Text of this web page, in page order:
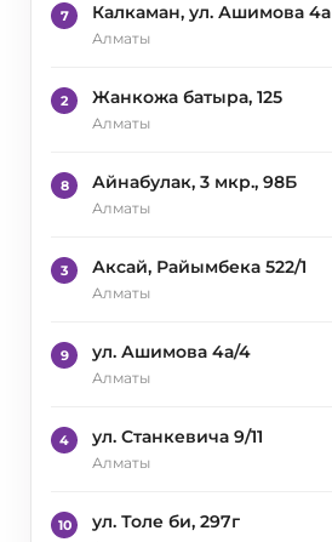
7 Калкаман, ул. Ашимова 4а
Алматы
2 Жанкожа батыра, 125
Алматы
8 Айнабулак, 3 мкр., 98Б
Алматы
3 Аксай, Райымбека 522/1
Алматы
9 ул. Ашимова 4а/4
Алматы
4 ул. Станкевича 9/11
Алматы
10 ул. Толе би, 297г